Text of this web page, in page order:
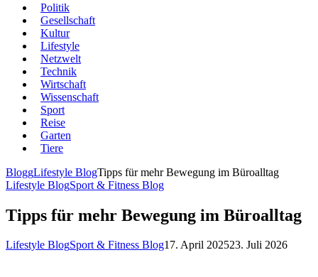
Politik
Gesellschaft
Kultur
Lifestyle
Netzwelt
Technik
Wirtschaft
Wissenschaft
Sport
Reise
Garten
Tiere
BloggLifestyle BlogTipps für mehr Bewegung im Büroalltag
Lifestyle BlogSport & Fitness Blog
Tipps für mehr Bewegung im Büroalltag
Lifestyle BlogSport & Fitness Blog17. April 202523. Juli 2026